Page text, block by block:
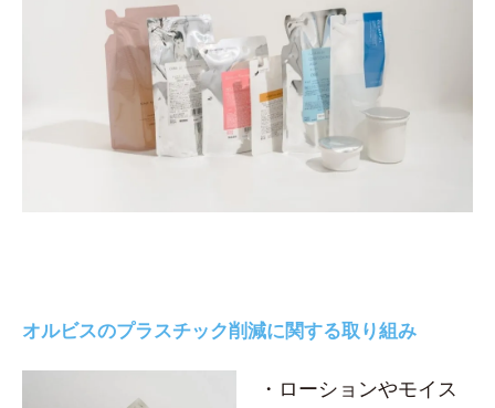
オルビスのプラスチック削減に関する取り組み
・ローションやモイス